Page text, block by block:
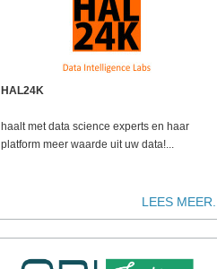
HAL24K
haalt met data science experts en haar
platform meer waarde uit uw data!...
LEES MEER...